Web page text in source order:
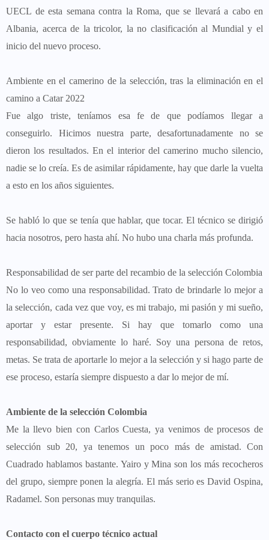
UECL de esta semana contra la Roma, que se llevará a cabo en
Albania, acerca de la tricolor, la no clasificación al Mundial y el
inicio del nuevo proceso.
Ambiente en el camerino de la selección, tras la eliminación en el
camino a Catar 2022
Fue algo triste, teníamos esa fe de que podíamos llegar a
conseguirlo. Hicimos nuestra parte, desafortunadamente no se
dieron los resultados. En el interior del camerino mucho silencio,
nadie se lo creía. Es de asimilar rápidamente, hay que darle la vuelta
a esto en los años siguientes.
Se habló lo que se tenía que hablar, que tocar. El técnico se dirigió
hacia nosotros, pero hasta ahí. No hubo una charla más profunda.
Responsabilidad de ser parte del recambio de la selección Colombia
No lo veo como una responsabilidad. Trato de brindarle lo mejor a
la selección, cada vez que voy, es mi trabajo, mi pasión y mi sueño,
aportar y estar presente. Si hay que tomarlo como una
responsabilidad, obviamente lo haré. Soy una persona de retos,
metas. Se trata de aportarle lo mejor a la selección y si hago parte de
ese proceso, estaría siempre dispuesto a dar lo mejor de mí.
Ambiente de la selección Colombia
Me la llevo bien con Carlos Cuesta, ya venimos de procesos de
selección sub 20, ya tenemos un poco más de amistad. Con
Cuadrado hablamos bastante. Yairo y Mina son los más recocheros
del grupo, siempre ponen la alegría. El más serio es David Ospina,
Radamel. Son personas muy tranquilas.
Contacto con el cuerpo técnico actual